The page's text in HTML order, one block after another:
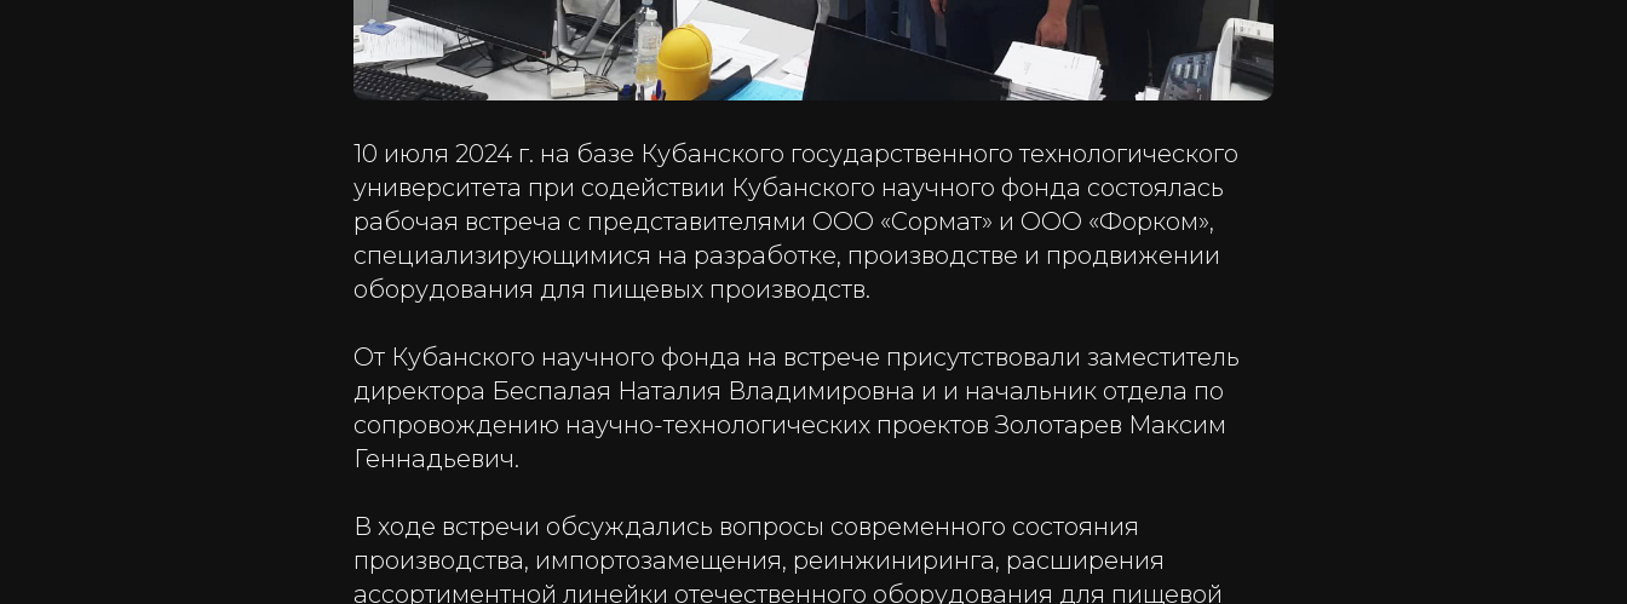
10 июля 2024 г. на базе Кубанского государственного технологического
университета при содействии Кубанского научного фонда состоялась
рабочая встреча с представителями ООО «Сормат» и ООО «Форком»,
специализирующимися на разработке, производстве и продвижении
оборудования для пищевых производств.
От Кубанского научного фонда на встрече присутствовали заместитель
директора Беспалая Наталия Владимировна и и начальник отдела по
сопровождению научно-технологических проектов Золотарев Максим
Геннадьевич.
В ходе встречи обсуждались вопросы современного состояния
производства, импортозамещения, реинжиниринга, расширения
ассортиментной линейки отечественного оборудования для пищевой